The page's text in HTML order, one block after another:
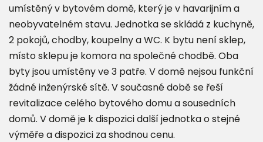
umístěný v bytovém domě, který je v havarijním a
neobyvatelném stavu. Jednotka se skládá z kuchyně,
2 pokojů, chodby, koupelny a WC. K bytu není sklep,
místo sklepu je komora na společné chodbě. Oba
byty jsou umístěny ve 3 patře. V domě nejsou funkční
žádné inženýrské sítě. V současné době se řeší
revitalizace celého bytového domu a sousedních
domů. V domě je k dispozici další jednotka o stejné
výměře a dispozici za shodnou cenu.